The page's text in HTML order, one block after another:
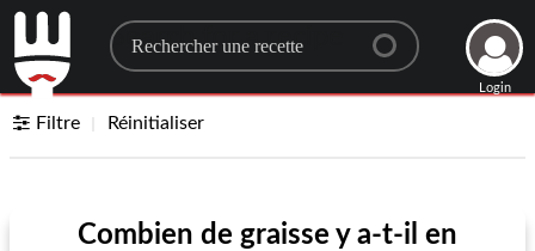
Search for a recipe
Login
Filtre Réinitialiser
Combien de graisse y a-t-il en